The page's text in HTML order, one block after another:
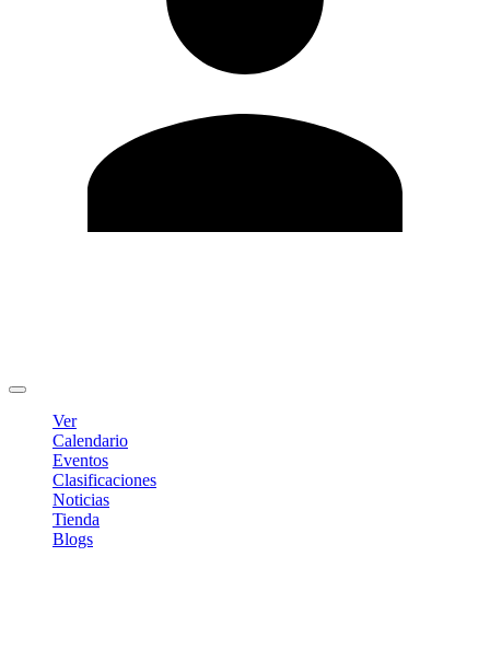
Ver
Calendario
Eventos
Clasificaciones
Noticias
Tienda
Blogs